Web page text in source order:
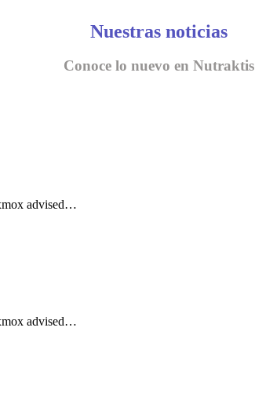
Nuestras noticias
Conoce lo nuevo en Nutraktis
advised…
advised…